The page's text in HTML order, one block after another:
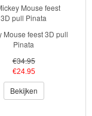
Mouse feest 3D pull
Pinata
€34.95
€24.95
Bekijken